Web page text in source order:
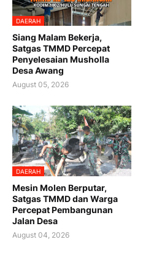
DAERAH
Siang Malam Bekerja,
Satgas TMMD Percepat
Penyelesaian Musholla
Desa Awang
August 05, 2026
DAERAH
Mesin Molen Berputar,
Satgas TMMD dan Warga
Percepat Pembangunan
Jalan Desa
August 04, 2026